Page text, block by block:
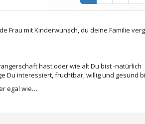
Frau mit Kinderwunsch, du deine Familie
hast oder wie alt Du bist -natürlich
Du interessiert, fruchtbar, willig und gesund
egal wie…